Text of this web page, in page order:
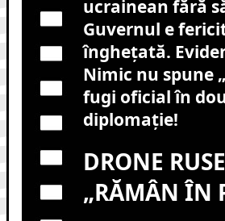
ucrainean fără
Guvernul e
înghețată.
Nimic nu spune
fugi oficial în
diplomație!
DRONE
„RĂMÂN ÎN